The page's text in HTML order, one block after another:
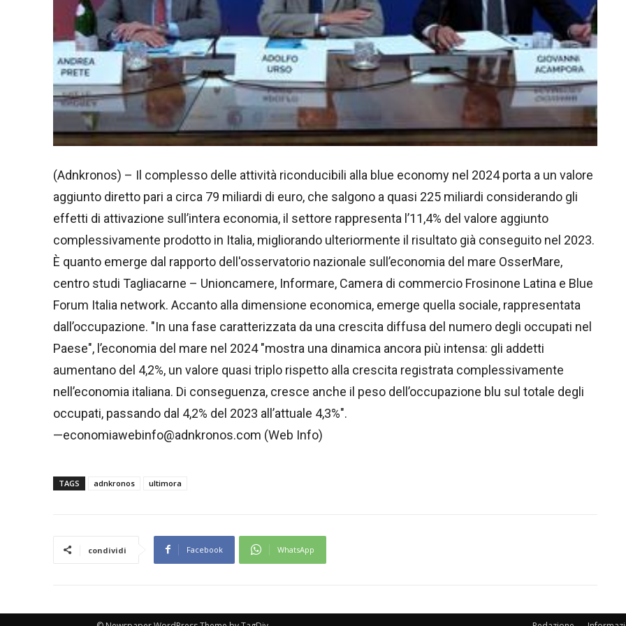
(Adnkronos) – Il complesso delle attività riconducibili alla blue economy nel 2024 porta a un valore
aggiunto diretto pari a circa 79 miliardi di euro, che salgono a quasi 225 miliardi considerando gli
effetti di attivazione sull’intera economia, il settore rappresenta l’11,4% del valore aggiunto
complessivamente prodotto in Italia, migliorando ulteriormente il risultato già conseguito nel 2023.
È quanto emerge dal rapporto dell'osservatorio nazionale sull’economia del mare OsserMare,
centro studi Tagliacarne – Unioncamere, Informare, Camera di commercio Frosinone Latina e Blue
Forum Italia network. Accanto alla dimensione economica, emerge quella sociale, rappresentata
dall’occupazione. "In una fase caratterizzata da una crescita diffusa del numero degli occupati nel
Paese", l’economia del mare nel 2024 "mostra una dinamica ancora più intensa: gli addetti
aumentano del 4,2%, un valore quasi triplo rispetto alla crescita registrata complessivamente
nell’economia italiana. Di conseguenza, cresce anche il peso dell’occupazione blu sul totale degli
occupati, passando dal 4,2% del 2023 all’attuale 4,3%".
—economiawebinfo@adnkronos.com (Web Info)
TAGS adnkronos ultimora
condividi Facebook WhatsApp